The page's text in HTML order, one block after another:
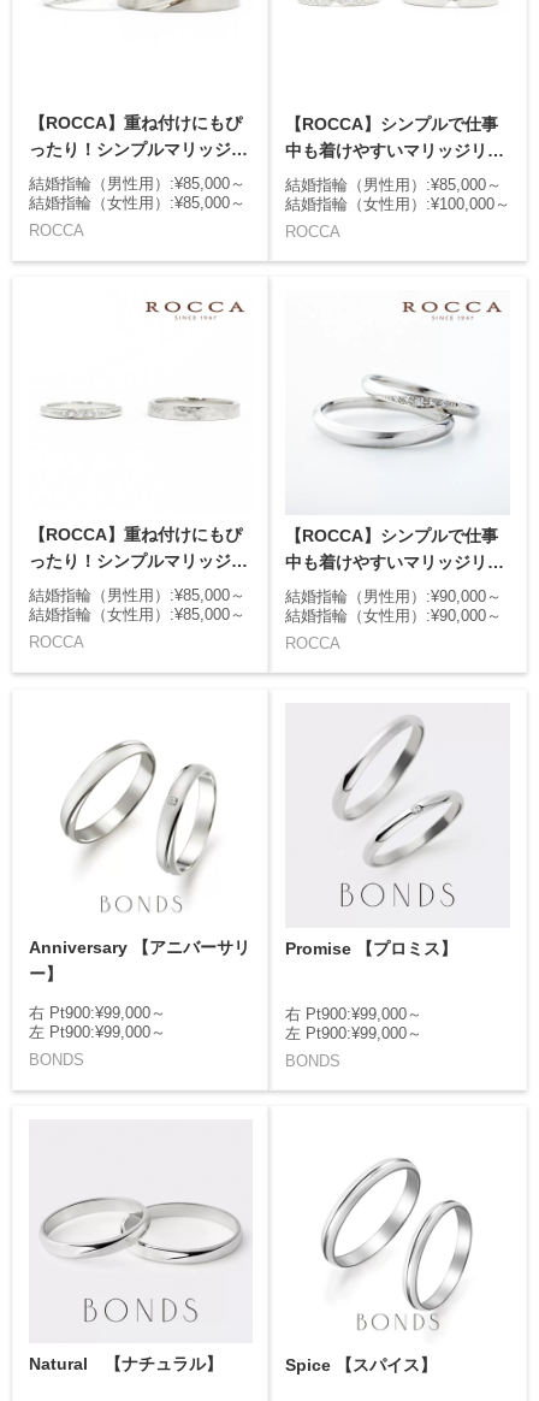
【ROCCA】重ね付けにもぴ
ったり！シンプルマリッジリ
ング
結婚指輪（男性用）:¥85,000～
結婚指輪（女性用）:¥85,000～
ROCCA
【ROCCA】シンプルで仕事
中も着けやすいマリッジリン
グ
結婚指輪（男性用）:¥85,000～
結婚指輪（女性用）:¥100,000～
ROCCA
【ROCCA】重ね付けにもぴ
ったり！シンプルマリッジリ
ング
結婚指輪（男性用）:¥85,000～
結婚指輪（女性用）:¥85,000～
ROCCA
【ROCCA】シンプルで仕事
中も着けやすいマリッジリン
グ
結婚指輪（男性用）:¥90,000～
結婚指輪（女性用）:¥90,000～
ROCCA
Anniversary 【アニバーサリ
ー】
右 Pt900:¥99,000～
左 Pt900:¥99,000～
BONDS
Promise 【プロミス】
右 Pt900:¥99,000～
左 Pt900:¥99,000～
BONDS
Natural 【ナチュラル】 Spice 【スパイス】